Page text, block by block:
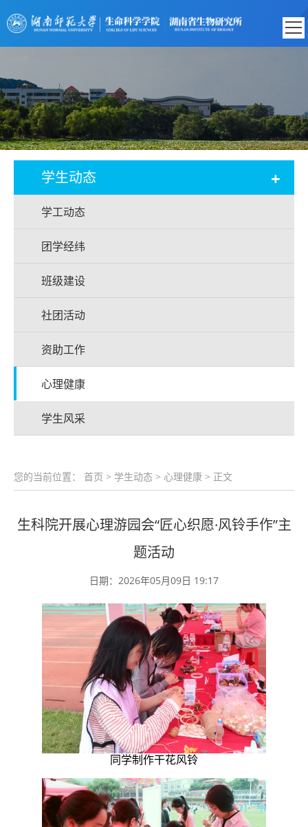
学生动态 +
学工动态
团学经纬
班级建设
社团活动
资助工作
心理健康
学生风采
您的当前位置： 首页 > 学生动态 > 心理健康 > 正文
生科院开展心理游园会“匠心织愿·风铃手作”主
题活动
日期：2026年05月09日 19:17
同学制作干花风铃